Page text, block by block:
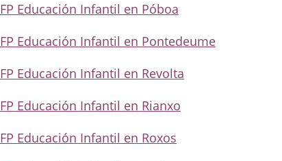
FP Educación Infantil en Póboa
FP Educación Infantil en Pontedeume
FP Educación Infantil en Revolta
FP Educación Infantil en Rianxo
FP Educación Infantil en Roxos